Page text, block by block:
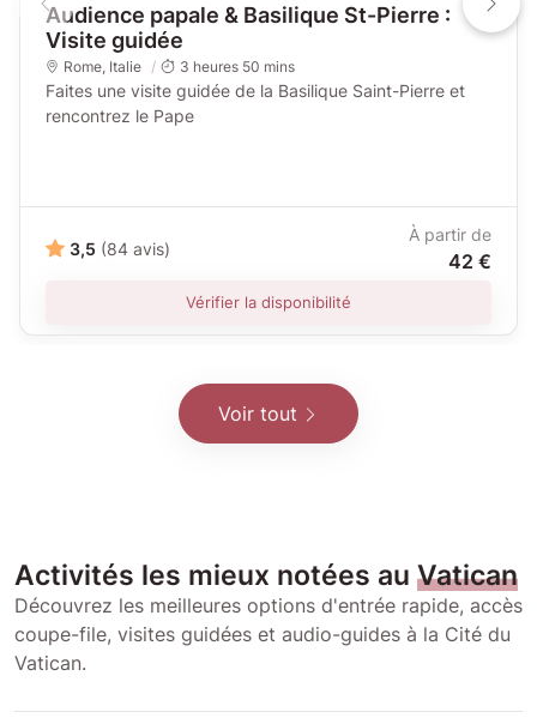
Audience papale & Basilique St-Pierre :
Visite guidée
Rome, Italie 3 heures 50 mins
Faites une visite guidée de la Basilique Saint-Pierre et
rencontrez le Pape
3,5 (84 avis)
À partir de
42 €
Vérifier la disponibilité
Voir tout
Activités les mieux notées au Vatican
Découvrez les meilleures options d'entrée rapide, accès
coupe-file, visites guidées et audio-guides à la Cité du
Vatican.